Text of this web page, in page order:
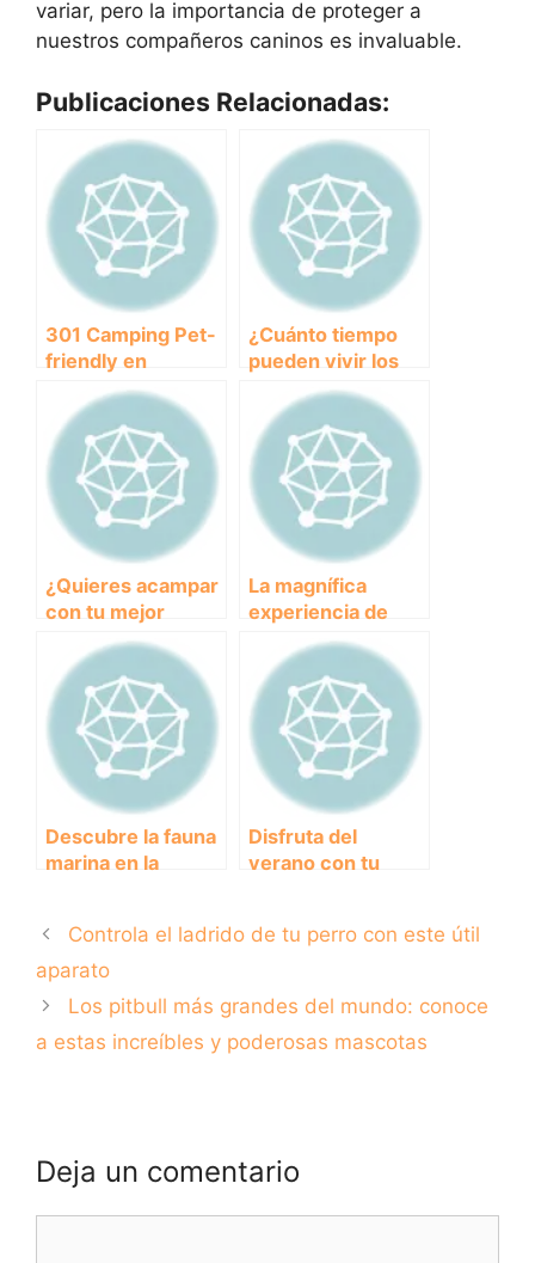
variar, pero la importancia de proteger a
nuestros compañeros caninos es invaluable.
Publicaciones Relacionadas:
301 Camping Pet-
friendly en
Cantabria:
Descubre los
Mejores
Bungalows para
Acampar con tu
Perro.
¿Cuánto tiempo
pueden vivir los
perros? Descubre
los factores que
influyen en su
esperanza de vida.
¿Quieres acampar
con tu mejor
amigo peludo?
Descubre los
mejores campings
que aceptan
mascotas
La magnífica
experiencia de
llevar a tu perro a
la playa en Motril
Descubre la fauna
marina en la
Disfruta del
verano con tu
Barcelona
Controla el ladrido de tu perro con este útil
aparato
Los pitbull más grandes del mundo: conoce
a estas increíbles y poderosas mascotas
Deja un comentario